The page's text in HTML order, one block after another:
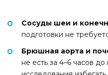
Сосуды шеи и
подготовки не
Брюшная аорта и
не есть за 4–6 часов